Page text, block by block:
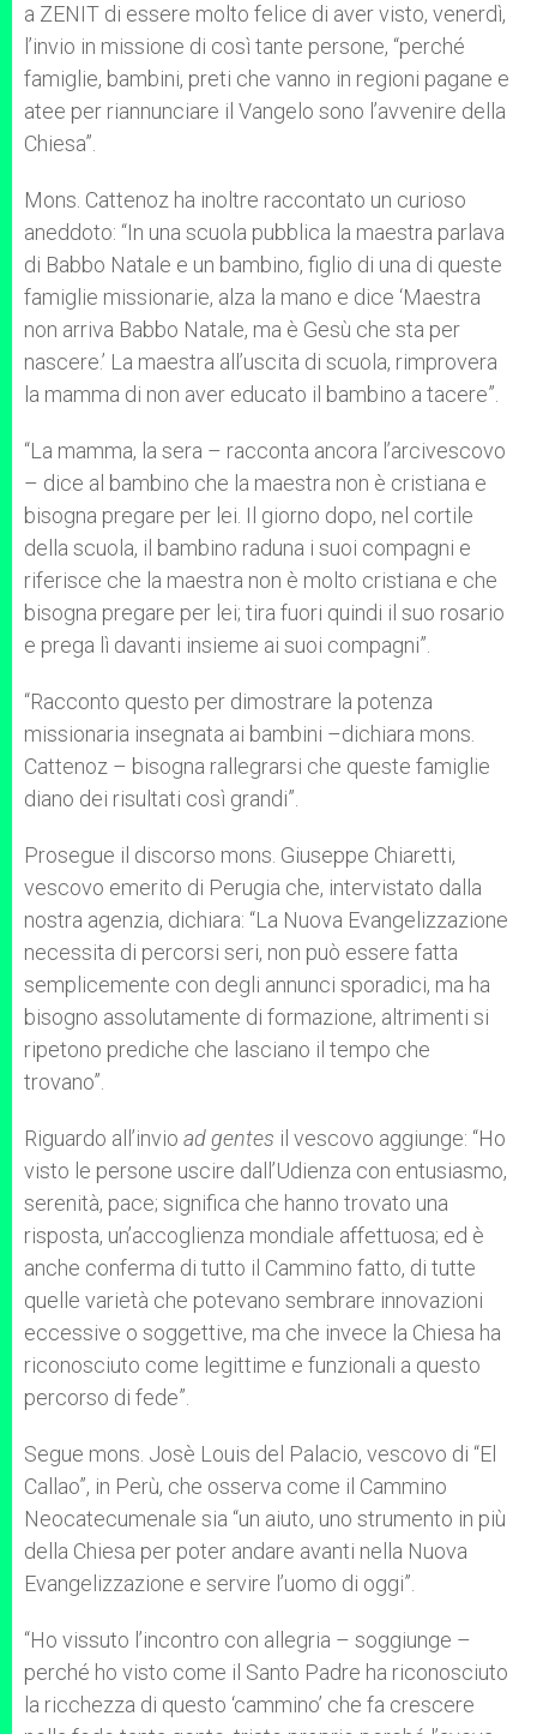
a ZENIT di essere molto felice di aver visto, venerdì,
l’invio in missione di così tante persone, “perché
famiglie, bambini, preti che vanno in regioni pagane e
atee per riannunciare il Vangelo sono l’avvenire della
Chiesa”.
Mons. Cattenoz ha inoltre raccontato un curioso
aneddoto: “In una scuola pubblica la maestra parlava
di Babbo Natale e un bambino, figlio di una di queste
famiglie missionarie, alza la mano e dice ‘Maestra
non arriva Babbo Natale, ma è Gesù che sta per
nascere.’ La maestra all’uscita di scuola, rimprovera
la mamma di non aver educato il bambino a tacere”.
“La mamma, la sera – racconta ancora l’arcivescovo
– dice al bambino che la maestra non è cristiana e
bisogna pregare per lei. Il giorno dopo, nel cortile
della scuola, il bambino raduna i suoi compagni e
riferisce che la maestra non è molto cristiana e che
bisogna pregare per lei; tira fuori quindi il suo rosario
e prega lì davanti insieme ai suoi compagni”.
“Racconto questo per dimostrare la potenza
missionaria insegnata ai bambini –dichiara mons.
Cattenoz – bisogna rallegrarsi che queste famiglie
diano dei risultati così grandi”.
Prosegue il discorso mons. Giuseppe Chiaretti,
vescovo emerito di Perugia che, intervistato dalla
nostra agenzia, dichiara: “La Nuova Evangelizzazione
necessita di percorsi seri, non può essere fatta
semplicemente con degli annunci sporadici, ma ha
bisogno assolutamente di formazione, altrimenti si
ripetono prediche che lasciano il tempo che
trovano”.
Riguardo all’invio ad gentes il vescovo aggiunge: “Ho
visto le persone uscire dall’Udienza con entusiasmo,
serenità, pace; significa che hanno trovato una
risposta, un’accoglienza mondiale affettuosa; ed è
anche conferma di tutto il Cammino fatto, di tutte
quelle varietà che potevano sembrare innovazioni
eccessive o soggettive, ma che invece la Chiesa ha
riconosciuto come legittime e funzionali a questo
percorso di fede”.
Segue mons. Josè Louis del Palacio, vescovo di “El
Callao”, in Perù, che osserva come il Cammino
Neocatecumenale sia “un aiuto, uno strumento in più
della Chiesa per poter andare avanti nella Nuova
Evangelizzazione e servire l’uomo di oggi”.
“Ho vissuto l’incontro con allegria – soggiunge –
perché ho visto come il Santo Padre ha riconosciuto
la ricchezza di questo ‘cammino’ che fa crescere